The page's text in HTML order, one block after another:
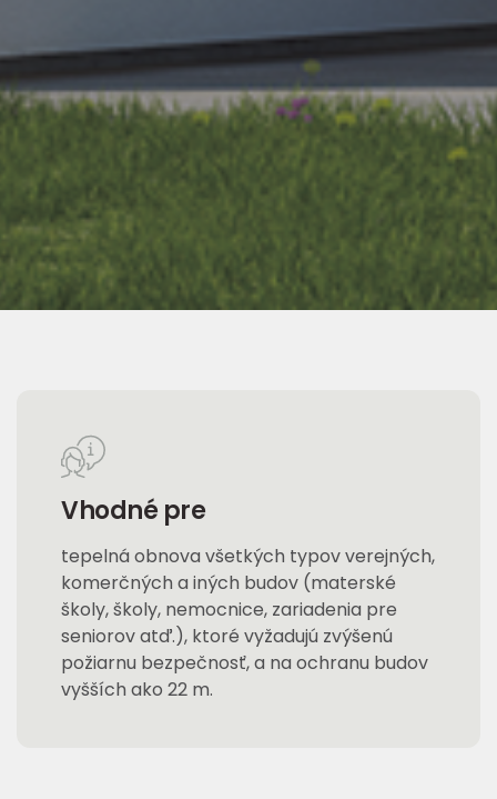
Vhodné pre
tepelná obnova všetkých typov verejných,
komerčných a iných budov (materské
školy, školy, nemocnice, zariadenia pre
seniorov atď.), ktoré vyžadujú zvýšenú
požiarnu bezpečnosť, a na ochranu budov
vyšších ako 22 m.